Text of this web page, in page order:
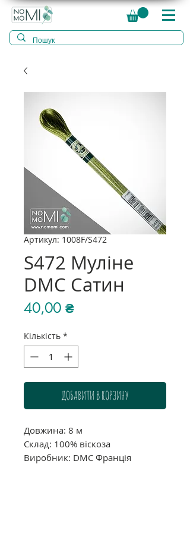
Артикул: 1008F/S472
S472 Муліне
DMC Сатин
40,00 ₴Ціна
Кількість *
ДОБАВИТИ В КОРЗИНУ
Довжина: 8 м
Склад: 100% віскоза
Виробник: DMC Франція